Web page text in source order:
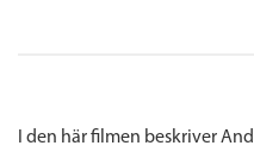
I den här filmen beskriver